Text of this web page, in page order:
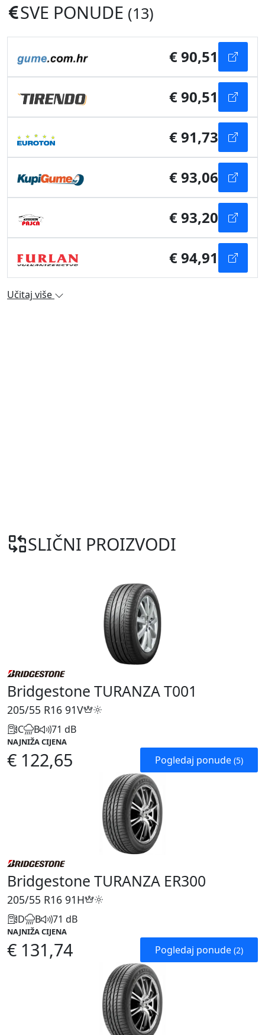
SVE PONUDE (13)
€ 90,51
€ 90,51
€ 91,73
€ 93,06
€ 93,20
€ 94,91
Učitaj više
SLIČNI PROIZVODI
Bridgestone TURANZA T001
205/55 R16 91V
C B 71 dB
NAJNIŽA CIJENA
€ 122,65 Pogledaj ponude (5)
Bridgestone TURANZA ER300
205/55 R16 91H
D B 71 dB
NAJNIŽA CIJENA
€ 131,74 Pogledaj ponude (2)